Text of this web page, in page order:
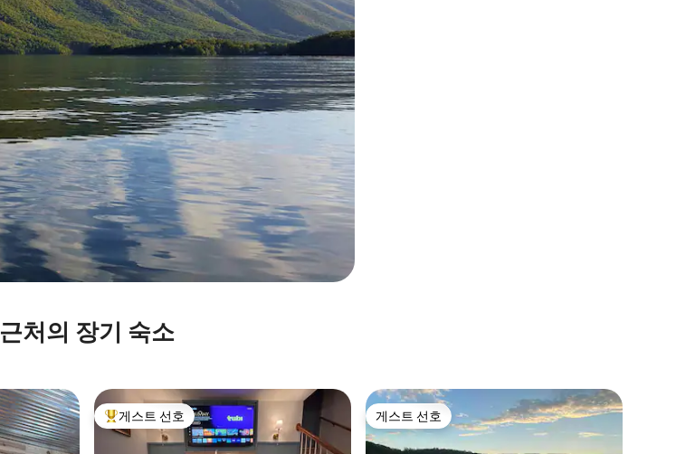
근처의 장기 숙소
상위 게스트 선호
게스트 선호 게스트 선호
게스트 선호